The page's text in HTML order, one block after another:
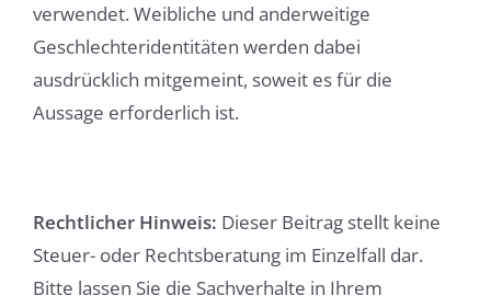
verwendet. Weibliche und anderweitige
Geschlechteridentitäten werden dabei
ausdrücklich mitgemeint, soweit es für die
Aussage erforderlich ist.
Rechtlicher Hinweis: Dieser Beitrag stellt keine
Steuer- oder Rechtsberatung im Einzelfall dar.
Bitte lassen Sie die Sachverhalte in Ihrem